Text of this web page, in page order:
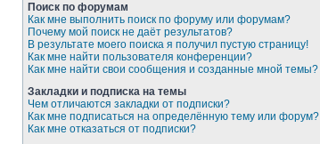
Поиск по форумам
Как мне выполнить поиск по форуму или форумам?
Почему мой поиск не даёт результатов?
В результате моего поиска я получил пустую страницу!
Как мне найти пользователя конференции?
Как мне найти свои сообщения и созданные мной темы?
Закладки и подписка на темы
Чем отличаются закладки от подписки?
Как мне подписаться на определённую тему или форум?
Как мне отказаться от подписки?